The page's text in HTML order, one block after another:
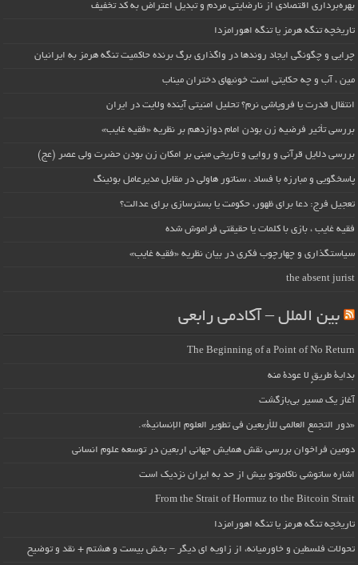
بهره‌برداری اقتصادی از نارضایتی مردم و تبدیل اعتراض به کد تخفیف
تاریخچه تنگه هرمز یا تنگه اهورامزدا
چرایی و چگونگی ایجاد روندها در واگذاری برگ برنده حاکمیت تنگه هرمز به ایرانیان
مین ، آب و چه حکایتی است خونبهای دختران میناب
انتقال قدرت یا فروپاشی نرم؟ تحلیل امنیتی آینده ولایت در ایران
بررسی تأثیر فرضیه زن بودن امام دوازدهم بر نظریه «فقیه غایب»
بررسی دلایل قرآنی و روایی و تاریخی مبنی بر امکان زن بودن حضرت ولی عصر (عج)
پاسخگویی و مبارزه با فساد ، سناتور هاولی در مقابل مدیرعامل بوئینگ
تعجیل فرج: دعا برای ظهور، حکومت یا بسترسازی برای عدالت؟
فقیه غایب ، بازی با کلمات یا حقیقتی فراموش شده
سیاستگذاری و چهارچوب فکری در بیان نظریه «فقیه غایب»
the absent jurist
بین الملل – آکادمی رابعی
The Beginning of a Point of No Return
بداية طريقٍ لا عودة منه
آغاز یک مسیر بی‌بازگشت
«دور التجمع العالمي للأربعين في تطوير العلوم الإنسانية».
دومین فراخوان بررسی نقش همایش جهانی اربعین در توسعه علوم انسانی
اشاره ساتوشی ناکاموتو بیش از حد به ایران نزدیک است
From the Strait of Hormuz to the Bitcoin Strait
تاریخچه تنگه هرمز یا تنگه اهورامزدا
تحولات فلسطین و خاورمیانه، از زاویه ای دیگر – بخش بیست و هشتم + نقد و توضیح